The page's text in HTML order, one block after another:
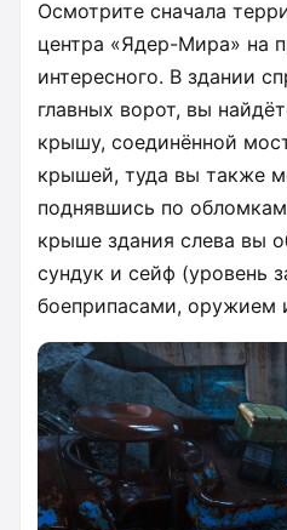
Осмотрите сначала
центра «Ядер-Мира» на
интересного. В здании
главных ворот, вы
крышу, соединённой
крышей, туда вы также
поднявшись по
крыше здания слева вы
сундук и сейф (уровень
боеприпасами, оружием